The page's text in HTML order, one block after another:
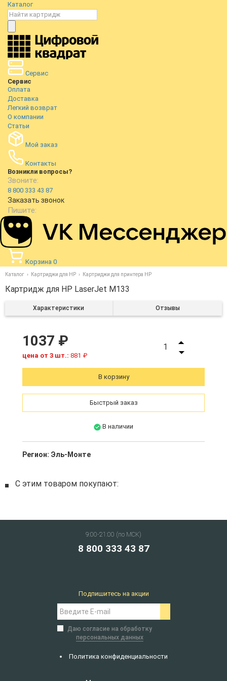
Каталог
Сервис
Сервис
Оплата
Доставка
Легкий возврат
О компании
Статьи
Мой заказ
Контакты
Возникли вопросы?
Звоните:
8 800 333 43 87
Заказать звонок
Пишите:
Корзина 0
Каталог Картриджи для HP Картриджи для принтера HP
Картридж для HP LaserJet M133
Характеристики Отзывы
1037 ₽
цена от 3 шт.: 881 ₽
1
В корзину
Быстрый заказ
В наличии
Регион: Эль-Монте
С этим товаром покупают:
9:00-21:00 (по МСК)
8 800 333 43 87
Политика конфиденциальности
Подпишитесь на акции
Даю согласие на обработку
персональных данных